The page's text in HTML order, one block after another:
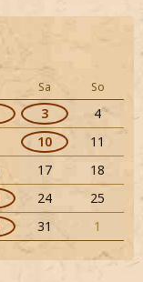
Sa So
3
4
10
11
17
18
24
25
31 1